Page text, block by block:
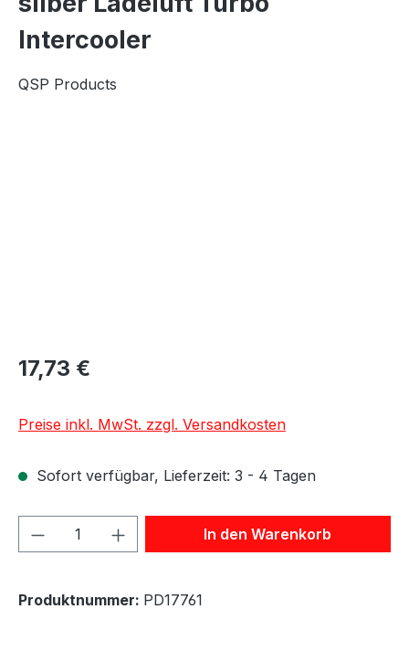
Intercooler
QSP Products
17,73 €
Preise inkl. MwSt. zzgl. Versandkosten
Sofort verfügbar, Lieferzeit: 3 - 4 Tagen
Produkt Anzahl: Gib denIn den Warenkorb
Produktnummer: PD17761